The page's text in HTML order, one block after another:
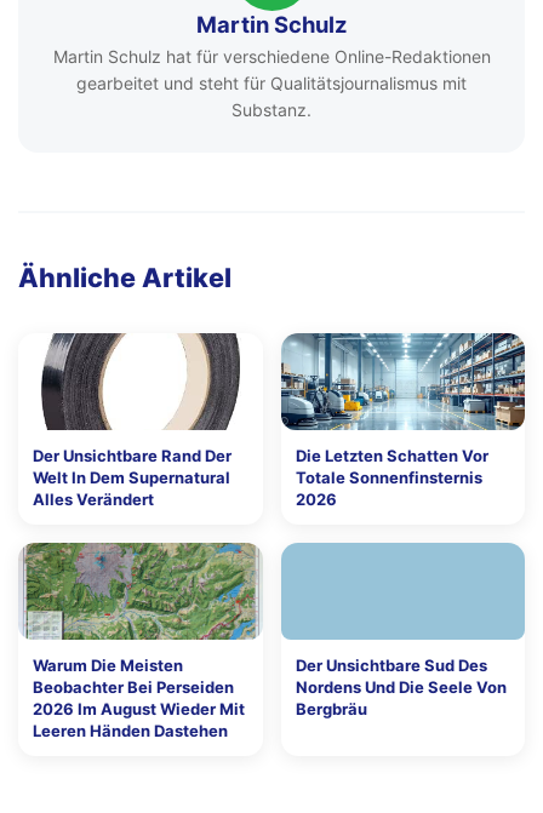
Martin Schulz
Martin Schulz hat für verschiedene Online-Redaktionen
gearbeitet und steht für Qualitätsjournalismus mit
Substanz.
Ähnliche Artikel
Der Unsichtbare Rand Der
Welt In Dem Supernatural
Alles Verändert
Die Letzten Schatten Vor
Totale Sonnenfinsternis
2026
Warum Die Meisten
Beobachter Bei Perseiden
2026 Im August Wieder Mit
Leeren Händen Dastehen
Der Unsichtbare Sud Des
Nordens Und Die Seele Von
Bergbräu